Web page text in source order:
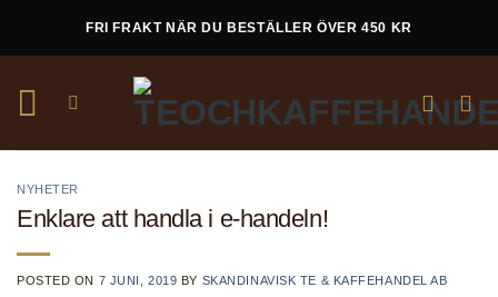
FRI FRAKT NÄR DU BESTÄLLER ÖVER 450 KR
NYHETER
Enklare att handla i e-handeln!
POSTED ON 7 JUNI, 2019 BY SKANDINAVISK TE & KAFFEHANDEL AB